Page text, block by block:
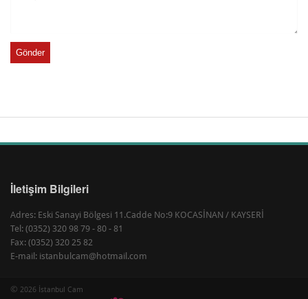
Gönder
İletişim Bilgileri
Adres: Eski Sanayi Bölgesi 11.Cadde No:9 KOCASİNAN / KAYSERİ
Tel: (0352) 320 98 79 - 80 - 81
Fax: (0352) 320 25 82
E-mail: istanbulcam@hotmail.com
© 2026 İstanbul Cam